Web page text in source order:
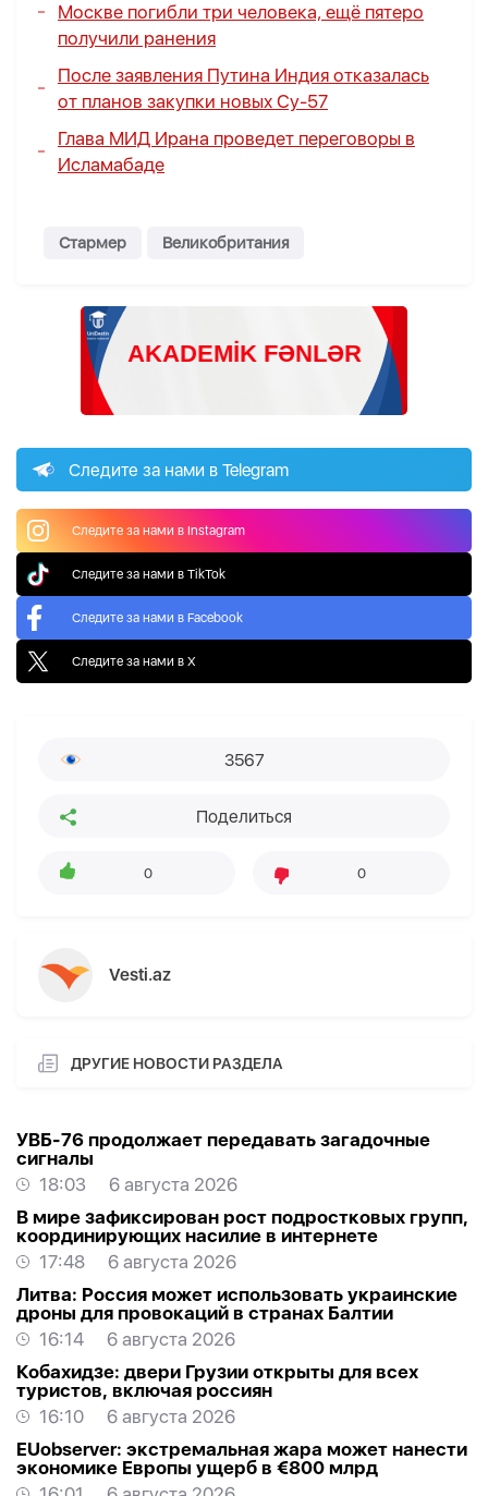
Москве погибли три человека, ещё пятеро
получили ранения
После заявления Путина Индия отказалась
от планов закупки новых Су-57
Глава МИД Ирана проведет переговоры в
Исламабаде
Стармер Великобритания
Следите за нами в Telegram
Следите за нами в Instagram
Следите за нами в TikTok
Следите за нами в Facebook
Следите за нами в X
3567
Поделиться
0 0
Vesti.az
ДРУГИЕ НОВОСТИ РАЗДЕЛА
УВБ-76 продолжает передавать загадочные
сигналы
18:03
6 августа 2026
В мире зафиксирован рост подростковых групп,
координирующих насилие в интернете
17:48
6 августа 2026
Литва: Россия может использовать украинские
дроны для провокаций в странах Балтии
16:14
6 августа 2026
Кобахидзе: двери Грузии открыты для всех
туристов, включая россиян
16:10
6 августа 2026
EUobserver: экстремальная жара может нанести
экономике Европы ущерб в €800 млрд